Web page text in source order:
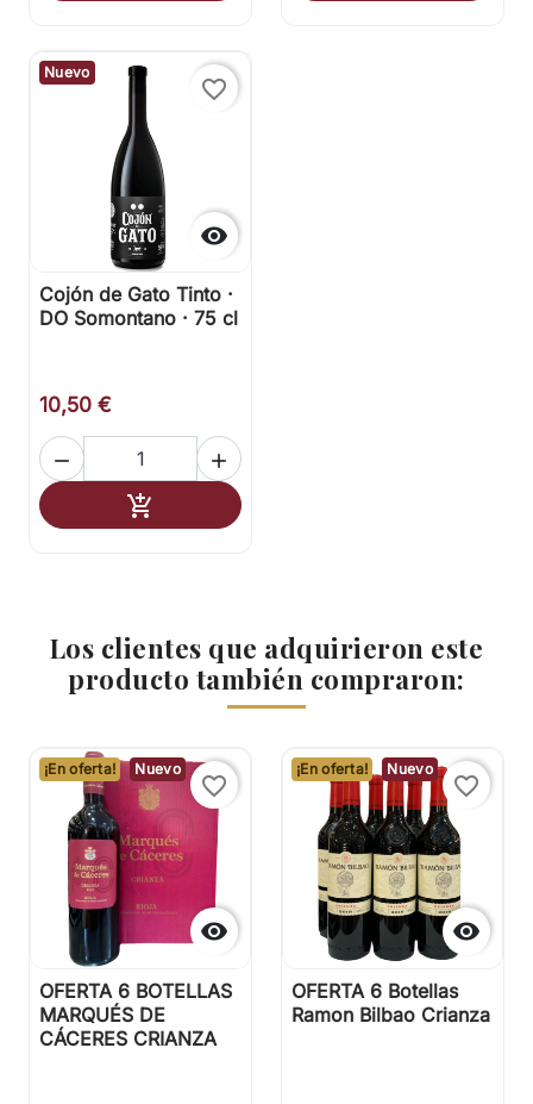
Nuevo

favorite_border
Cojón de Gato Tinto ·
DO Somontano · 75 cl
10,50 €
 
 Añadir al carrito
Los clientes que adquirieron este
producto también compraron:
¡En oferta! Nuevo

favorite_border
OFERTA 6 BOTELLAS
MARQUÉS DE
CÁCERES CRIANZA
¡En oferta! Nuevo

favorite_border
OFERTA 6 Botellas
Ramon Bilbao Crianza